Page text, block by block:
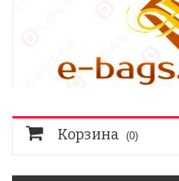
Корзина (0)